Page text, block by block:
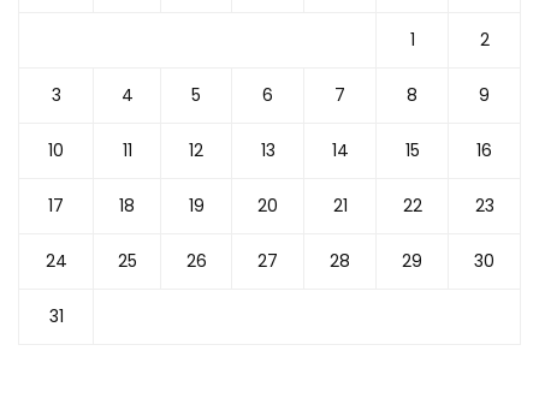
1 2
3 4 5 6 7 8 9
10 11 12 13 14 15 16
17 18 19 20 21 22 23
24 25 26 27 28 29 30
31